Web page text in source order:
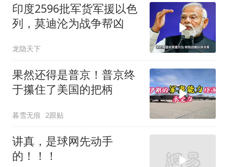
印度2596批军货军援以色
列，莫迪沦为战争帮凶
龙隐天下
果然还得是普京！普京终
于攥住了美国的把柄
暮雪无痕 2跟贴
讲真，是球网先动手
的！！！